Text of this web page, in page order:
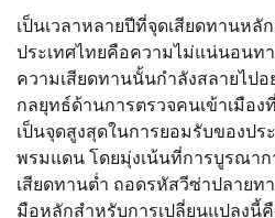
เป็นเวลาหลายปีที่จุดเสียดทานหลั
ประเทศไทยคือความไม่แน่นอนท
ความเสียดทานนั้นกำลังสลายไปอ
กลยุทธ์ด้านการตรวจคนเข้าเมือ
เป็นจุดสูงสุดในการยอมรับของปร
พรมแดน โดยมุ่งเน้นที่การบูรณา
เสียดทานต่ำ ถอดรหัสวีซ่าปลายทา
มือหลักสำหรับการเปลี่ยนแปลงนี้